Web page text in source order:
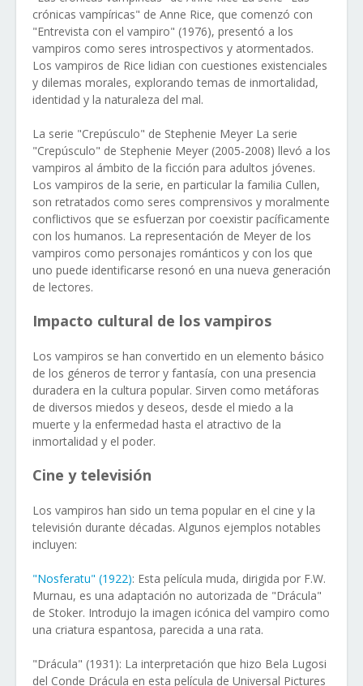
crónicas vampíricas" de Anne Rice, que comenzó con
"Entrevista con el vampiro" (1976), presentó a los
vampiros como seres introspectivos y atormentados.
Los vampiros de Rice lidian con cuestiones existenciales
y dilemas morales, explorando temas de inmortalidad,
identidad y la naturaleza del mal.
La serie "Crepúsculo" de Stephenie Meyer La serie
"Crepúsculo" de Stephenie Meyer (2005-2008) llevó a los
vampiros al ámbito de la ficción para adultos jóvenes.
Los vampiros de la serie, en particular la familia Cullen,
son retratados como seres comprensivos y moralmente
conflictivos que se esfuerzan por coexistir pacíficamente
con los humanos. La representación de Meyer de los
vampiros como personajes románticos y con los que
uno puede identificarse resonó en una nueva generación
de lectores.
Impacto cultural de los vampiros
Los vampiros se han convertido en un elemento básico
de los géneros de terror y fantasía, con una presencia
duradera en la cultura popular. Sirven como metáforas
de diversos miedos y deseos, desde el miedo a la
muerte y la enfermedad hasta el atractivo de la
inmortalidad y el poder.
Cine y televisión
Los vampiros han sido un tema popular en el cine y la
televisión durante décadas. Algunos ejemplos notables
incluyen:
"Nosferatu" (1922): Esta película muda, dirigida por F.W.
Murnau, es una adaptación no autorizada de "Drácula"
de Stoker. Introdujo la imagen icónica del vampiro como
una criatura espantosa, parecida a una rata.
"Drácula" (1931): La interpretación que hizo Bela Lugosi
del Conde Drácula en esta película de Universal Pictures